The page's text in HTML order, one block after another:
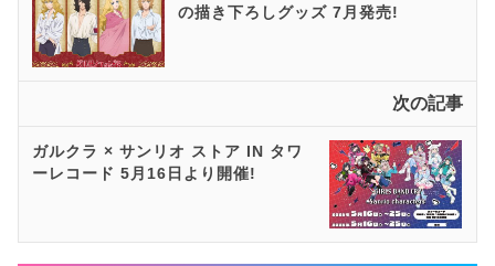
の描き下ろしグッズ 7月発売!
次の記事
ガルクラ × サンリオ ストア IN タワ
ーレコード 5月16日より開催!